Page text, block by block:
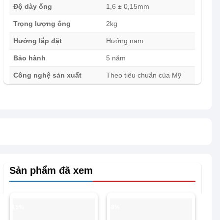
Độ dày ống 1,6 ± 0,15mm
Trọng lượng ống 2kg
Hướng lắp đặt Hướng nam
Bảo hành 5 năm
Công nghệ sản xuất Theo tiêu chuẩn của Mỹ
Sản phẩm đã xem